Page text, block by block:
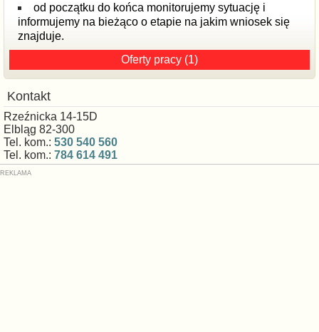
od początku do końca monitorujemy sytuację i
informujemy na bieżąco o etapie na jakim wniosek się
znajduje.
Oferty pracy (1)
Kontakt
Rzeźnicka 14-15D
Elbląg 82-300
Tel. kom.: 530 540 560
Tel. kom.: 784 614 491